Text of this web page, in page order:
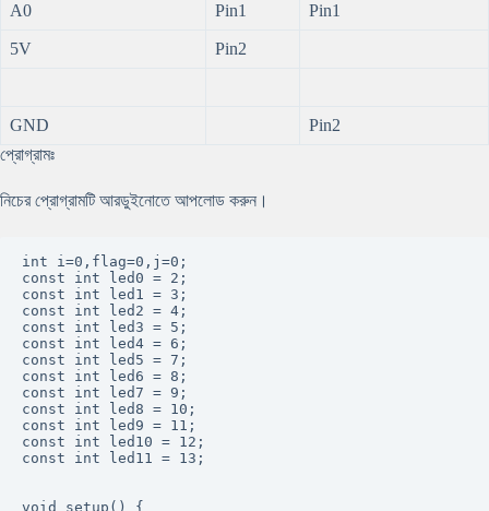
A0 Pin1 Pin1
5V Pin2
GND
Pin2
প্রোগ্রামঃ
নিচের প্রোগ্রামটি আরডুইনোতে আপলোড করুন।
int i=0,flag=0,j=0;
const int led0 = 2;
const int led1 = 3;
const int led2 = 4;
const int led3 = 5;
const int led4 = 6;
const int led5 = 7;
const int led6 = 8;
const int led7 = 9;
const int led8 = 10;
const int led9 = 11;
const int led10 = 12;
const int led11 = 13;
void setup() {